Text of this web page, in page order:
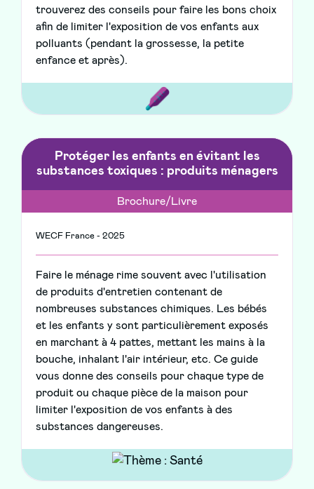
trouverez des conseils pour faire les bons choix
afin de limiter l'exposition de vos enfants aux
polluants (pendant la grossesse, la petite
enfance et après).
Protéger les enfants en évitant les
substances toxiques : produits ménagers
Brochure/Livre
WECF France - 2025
Faire le ménage rime souvent avec l'utilisation
de produits d'entretien contenant de
nombreuses substances chimiques. Les bébés
et les enfants y sont particulièrement exposés
en marchant à 4 pattes, mettant les mains à la
bouche, inhalant l'air intérieur, etc. Ce guide
vous donne des conseils pour chaque type de
produit ou chaque pièce de la maison pour
limiter l'exposition de vos enfants à des
substances dangereuses.